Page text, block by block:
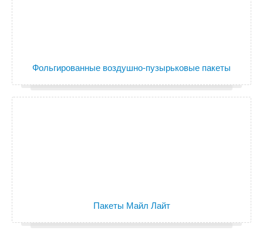
Фольгированные воздушно-пузырьковые пакеты
Пакеты Майл Лайт